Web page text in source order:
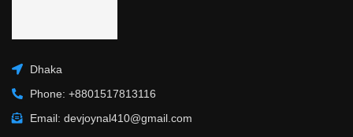
Dhaka
Phone: +8801517813116
Email: devjoynal410@gmail.com